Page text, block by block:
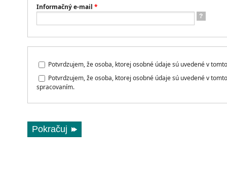
Informačný e-mail *
?
Potvrdzujem, že osoba, ktorej osobné údaje sú uvedené v
Potvrdzujem, že osoba, ktorej osobné údaje sú uvedené v
spracovaním.
Pokračuj